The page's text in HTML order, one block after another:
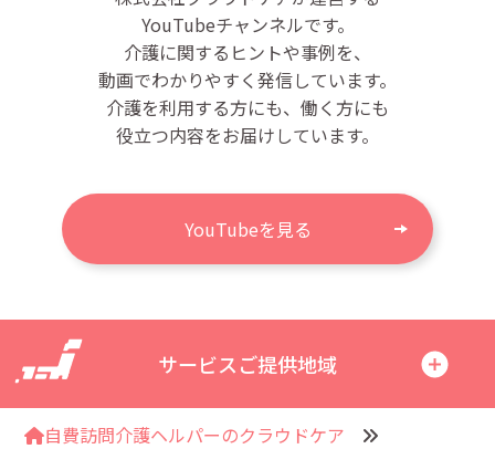
YouTubeチャンネルです。
介護に関するヒントや事例を、
動画でわかりやすく発信しています。
介護を利用する方にも、働く方にも
役立つ内容をお届けしています。
YouTubeを見る
サービスご提供地域
自費訪問介護ヘルパーのクラウドケア